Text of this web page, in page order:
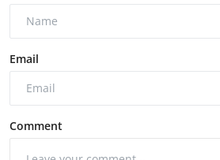
Email
Comment